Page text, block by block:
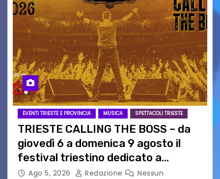
EVENTI TRIESTE E PROVINCIA MUSICA SPETTACOLI TRIESTE
TRIESTE CALLING THE BOSS – da
giovedì 6 a domenica 9 agosto il
festival triestino dedicato a
Springsteen
Ago 5, 2026 Redazione
Nessun